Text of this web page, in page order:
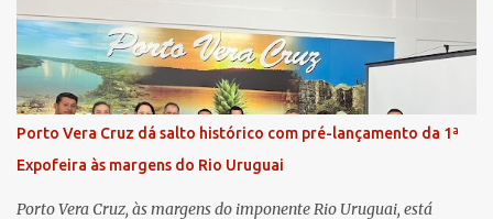
colega, que contribuirá no andamento dos processos. A Dra. Bruna,
por sua vez, se apresentou à comunidade. Ela atuou por 12 anos na
Comarca de Horizontina e foi promovida para Três de Maio, onde
já esteve em outras ocasiões substituindo a Dra. Carolina durante
períodos de férias. A nova promotora ressaltou o volume de
processos da comarca e a importância do trabalho conjunto,
permitindo a divisão de atividades e maior agilidade no
atendimento às demandas. A Comarca de Três de Maio abrang...
Porto Vera Cruz dá salto histórico com pré-lançamento da 1ª
Expofeira às margens do Rio Uruguai
Porto Vera Cruz, às margens do imponente Rio Uruguai, está